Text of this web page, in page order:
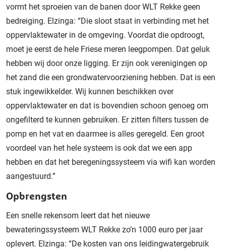
vormt het sproeien van de banen door WLT Rekke geen
bedreiging. Elzinga: “Die sloot staat in verbinding met het
oppervlaktewater in de omgeving. Voordat die opdroogt,
moet je eerst de hele Friese meren leegpompen. Dat geluk
hebben wij door onze ligging. Er zijn ook verenigingen op
het zand die een grondwatervoorziening hebben. Dat is een
stuk ingewikkelder. Wij kunnen beschikken over
oppervlaktewater en dat is bovendien schoon genoeg om
ongefilterd te kunnen gebruiken. Er zitten filters tussen de
pomp en het vat en daarmee is alles geregeld. Een groot
voordeel van het hele systeem is ook dat we een app
hebben en dat het beregeningssysteem via wifi kan worden
aangestuurd.”
Opbrengsten
Een snelle rekensom leert dat het nieuwe
bewateringssysteem WLT Rekke zo’n 1000 euro per jaar
oplevert. Elzinga: “De kosten van ons leidingwatergebruik